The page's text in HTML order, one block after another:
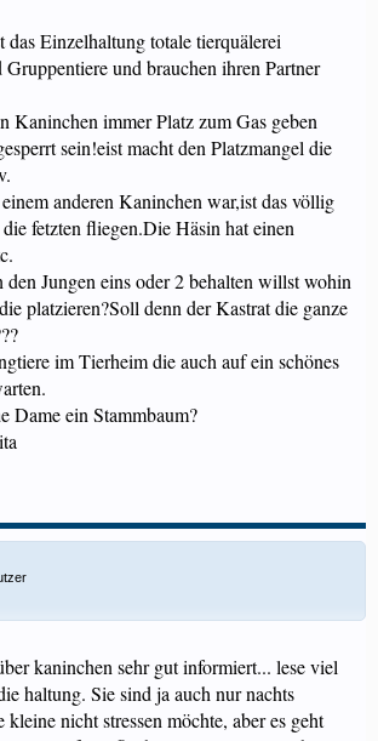
Einzelhaltung totale tierquälerei
und brauchen ihren Partner
Kaninchen immer Platz zum Gas geben
sein!eist macht den Platzmangel die
anderen Kaninchen war,ist das völlig
fetzten fliegen.Die Häsin hat einen
den Jungen eins oder 2 behalten willst wohin
platzieren?Soll denn der Kastrat die ganze
im Tierheim die auch auf ein schönes
Dame ein Stammbaum?
kaninchen sehr gut informiert... lese viel
haltung. Sie sind ja auch nur nachts
kleine nicht stressen möchte, aber es geht